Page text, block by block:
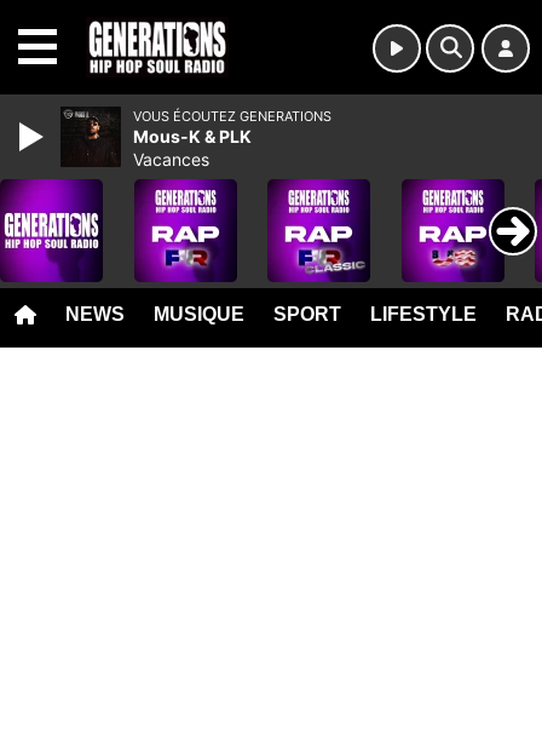
NEWS MUSIQUE SPORT LIFESTYLE
VOUS ÉCOUTEZ GENERATIONS
Mous-K & PLK
Vacances